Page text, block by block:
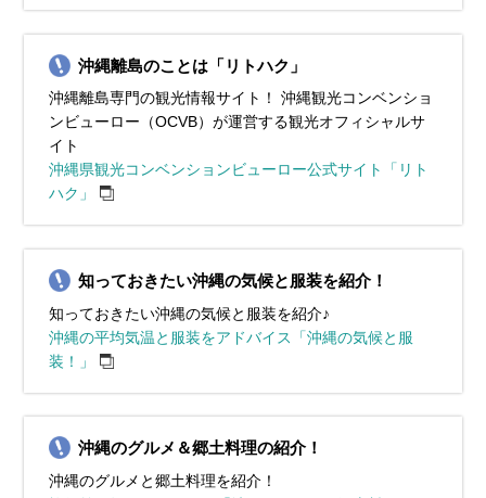
沖縄離島のことは「リトハク」
沖縄離島専門の観光情報サイト！ 沖縄観光コンベンショ
ンビューロー（OCVB）が運営する観光オフィシャルサ
イト
沖縄県観光コンベンションビューロー公式サイト「リト
ハク」
知っておきたい沖縄の気候と服装を紹介！
知っておきたい沖縄の気候と服装を紹介♪
沖縄の平均気温と服装をアドバイス「沖縄の気候と服
装！」
沖縄のグルメ＆郷土料理の紹介！
沖縄のグルメと郷土料理を紹介！